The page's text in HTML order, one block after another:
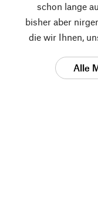
schon lange
bisher aber
die wir Ihnen,
Alle